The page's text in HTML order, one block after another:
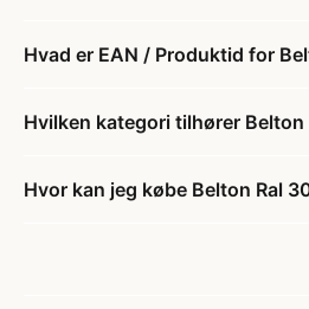
Hvad er EAN / Produktid for
Hvilken kategori tilhører Belton
Hvor kan jeg købe Belton Ral